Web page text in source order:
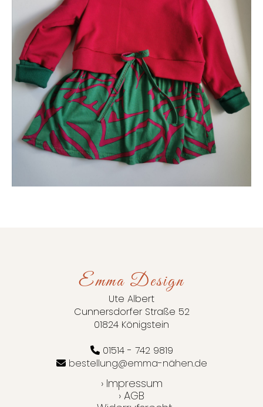
Emma Design
Ute Albert
Cunnersdorfer Straße 52
01824 Königstein
01514 - 742 9819
bestellung@emma-nähen.de
› Impressum
› AGB